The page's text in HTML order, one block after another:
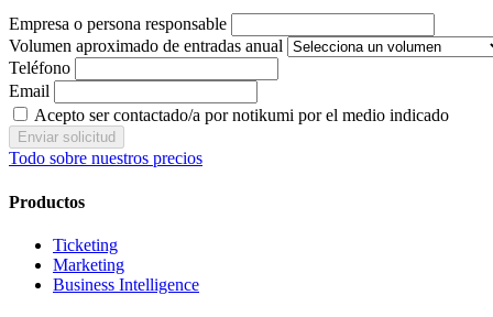
Empresa o persona responsable
Volumen aproximado de entradas anual
Teléfono
Email
Acepto ser contactado/a por notikumi por el medio indicado
Enviar solicitud
Todo sobre nuestros precios
Productos
Ticketing
Marketing
Business Intelligence